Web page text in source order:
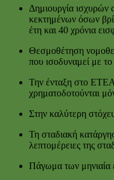
Δημιουργία ισχυρών
κεκτημένων όσων
έτη και 40 χρόνια
Θεσμοθέτηση
που ισοδυναμεί με
Την ένταξη στο
χρηματοδοτούνται
Στην καλύτερη
Τη σταδιακή
λεπτομέρειες της
Πάγωμα των μηνιαία